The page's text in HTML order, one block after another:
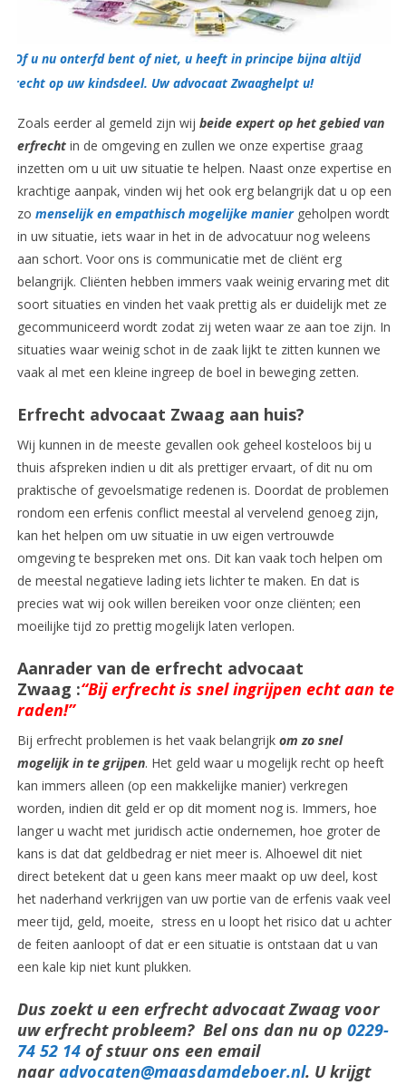
Of u nu onterfd bent of niet, u heeft in principe bijna altijd
recht op uw kindsdeel. Uw advocaat Zwaaghelpt u!
Zoals eerder al gemeld zijn wij beide expert op het gebied van
erfrechtin de omgeving en zullen we onze expertise graag
inzetten om u uit uw situatie te helpen. Naast onze expertise en
krachtige aanpak, vinden wij het ook erg belangrijk dat u op een
zo menselijk en empathisch mogelijke manier geholpen wordt
in uw situatie, iets waar in het in de advocatuur nog weleens
aan schort. Voor ons is communicatie met de cliënt erg
belangrijk. Cliënten hebben immers vaak weinig ervaring met dit
soort situaties en vinden het vaak prettig als er duidelijk met ze
gecommuniceerd wordt zodat zij weten waar ze aan toe zijn. In
situaties waar weinig schot in de zaak lijkt te zitten kunnen we
vaak al met een kleine ingreep de boel in beweging zetten.
Erfrecht advocaat Zwaag aan huis?
Wij kunnen in de meeste gevallen ook geheel kosteloos bij u
thuis afspreken indien u dit als prettiger ervaart, of dit nu om
praktische of gevoelsmatige redenen is. Doordat de problemen
rondom een erfenis conflict meestal al vervelend genoeg zijn,
kan het helpen om uw situatie in uw eigen vertrouwde
omgeving te bespreken met ons. Dit kan vaak toch helpen om
de meestal negatieve lading iets lichter te maken. En dat is
precies wat wij ook willen bereiken voor onze cliënten; een
moeilijke tijd zo prettig mogelijk laten verlopen.
Aanrader van de erfrecht advocaat
Zwaag :“Bij erfrecht is snel ingrijpen echt aan te
raden!”
Bij erfrecht problemen is het vaak belangrijk om zo snel
mogelijk in te grijpen. Het geld waar u mogelijk recht op heeft
kan immers alleen (op een makkelijke manier) verkregen
worden, indien dit geld er op dit moment nog is. Immers, hoe
langer u wacht met juridisch actie ondernemen, hoe groter de
kans is dat dat geldbedrag er niet meer is. Alhoewel dit niet
direct betekent dat u geen kans meer maakt op uw deel, kost
het naderhand verkrijgen van uw portie van de erfenis vaak veel
meer tijd, geld, moeite, stress en u loopt het risico dat u achter
de feiten aanloopt of dat er een situatie is ontstaan dat u van
een kale kip niet kunt plukken.
Dus zoekt u een erfrecht advocaat Zwaag voor
uw erfrecht probleem? Bel ons dan nu op 0229-
74 52 14 of stuur ons een email
naar advocaten@maasdamdeboer.nl. U krijgt